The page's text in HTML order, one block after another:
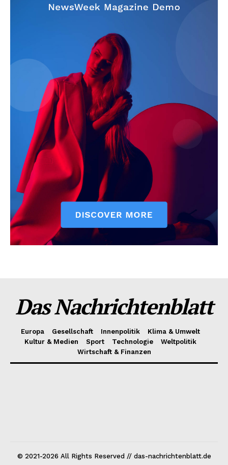
Das Nachrichtenblatt
Europa Gesellschaft Innenpolitik
Klima & Umwelt
Kultur & Medien
Sport Technologie
Weltpolitik
Wirtschaft & Finanzen
© 2021-2026 All Rights Reserved // das-nachrichtenblatt.de